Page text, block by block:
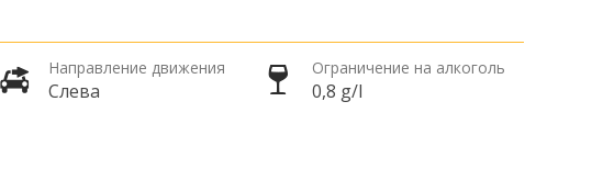
Направление движения
Слева
Ограничение на алкоголь
0,8 g/l